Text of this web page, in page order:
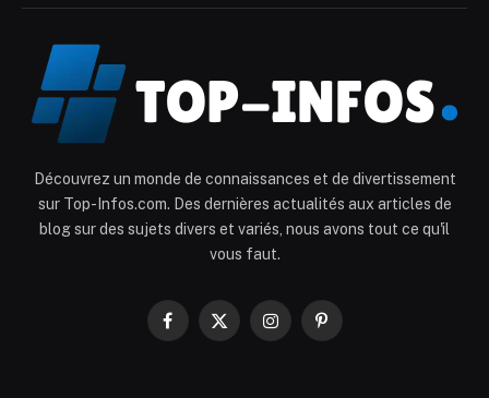
Découvrez un monde de connaissances et de divertissement
sur Top-Infos.com. Des dernières actualités aux articles de
blog sur des sujets divers et variés, nous avons tout ce qu'il
vous faut.
Facebook
X
InstagramPinterest